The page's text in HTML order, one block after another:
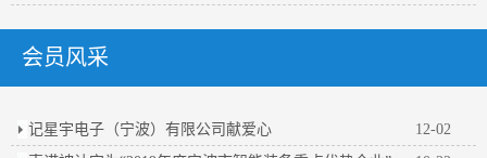
会员风采
记星宇电子（宁波）有限公司献爱心
12-02